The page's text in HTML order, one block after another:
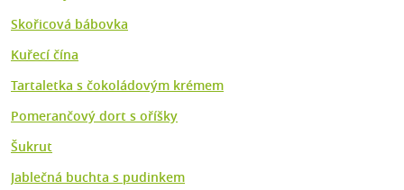
Skořicová bábovka
Kuřecí čína
Tartaletka s čokoládovým krémem
Pomerančový dort s oříšky
Šukrut
Jablečná buchta s pudinkem